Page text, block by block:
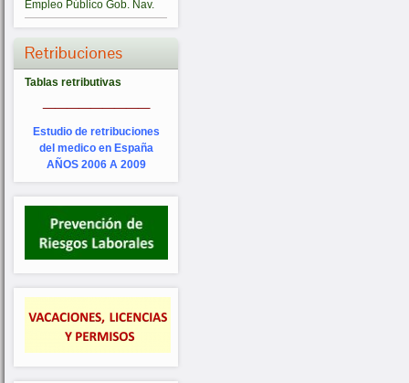
Empleo Público Gob. Nav.
Retribuciones
Tablas retributivas
Estudio de retribuciones
del medico en España
AÑOS 2006 A 2009